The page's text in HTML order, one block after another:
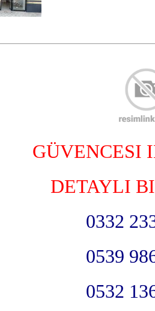
GÜVENCESI
DETAYLI
0332
0539
0532